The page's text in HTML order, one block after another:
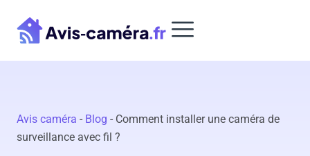
contenu
Avis caméra - Blog - Comment installer une caméra de
surveillance avec fil ?